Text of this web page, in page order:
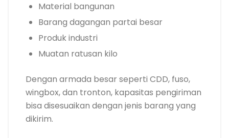
Material bangunan
Barang dagangan partai besar
Produk industri
Muatan ratusan kilo
Dengan armada besar seperti CDD, fuso,
wingbox, dan tronton, kapasitas pengiriman
bisa disesuaikan dengan jenis barang yang
dikirim.